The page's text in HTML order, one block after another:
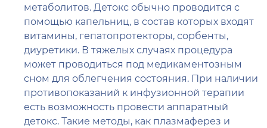
метаболитов. Детокс обычно проводится с
помощью капельниц, в состав которых входят
витамины, гепатопротекторы, сорбенты,
диуретики. В тяжелых случаях процедура
может проводиться под медикаментозным
сном для облегчения состояния. При наличии
противопоказаний к инфузионной терапии
есть возможность провести аппаратный
детокс. Такие методы, как плазмаферез и